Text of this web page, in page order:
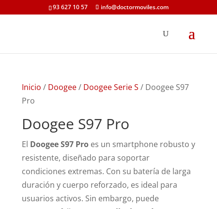
93 627 10 57 info@doctormoviles.com
Inicio / Doogee/ Doogee Serie S / Doogee S97
Pro
Doogee S97 Pro
El Doogee S97 Proes un smartphone robusto y
resistente, diseñado para soportar
condiciones extremas. Con su batería de larga
duración y cuerpo reforzado, es ideal para
usuarios activos. Sin embargo, puede